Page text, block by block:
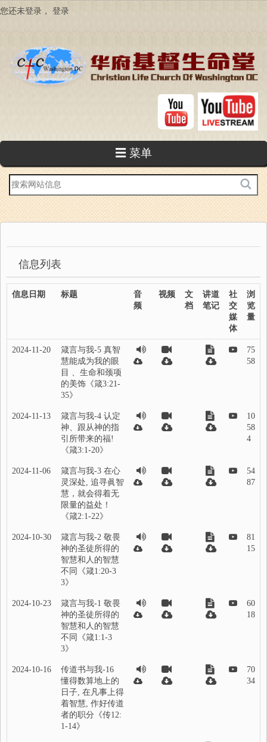
跳
您还未登录， 登录
☰ 菜单
站
内
搜
索
信息列表
信息日期 标题
音
频
视频
文
档
讲道
笔记
社
交
媒
体
浏
览
量
2024-11-20
箴言与我-5 真智
慧能成为我的眼
目 、生命和颈项
的美饰《箴3:21-
35》
75
58
2024-11-13
箴言与我-4 认定
神、跟从神的指
引所带来的福!
《箴3:1-20》
10
58
4
2024-11-06
箴言与我-3 在心
灵深处, 追寻眞智
慧，就会得着无
限量的益处！
《箴2:1-22》
54
87
2024-10-30
箴言与我-2 敬畏
神的圣徒所得的
智慧和人的智慧
不同《箴1:20-3
3》
81
15
2024-10-23
箴言与我-1 敬畏
神的圣徒所得的
智慧和人的智慧
不同《箴1:1-3
3》
60
18
2024-10-16
传道书与我-16
懂得数算地上的
日子, 在凡事上得
着智慧, 作好传道
者的职分《传12:
1-14》
70
34